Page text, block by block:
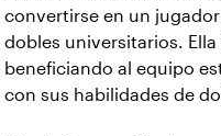
convertirse en un
dobles universitarios.
beneficiando al equipo
con sus habilidades de